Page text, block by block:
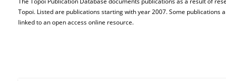
Topoi. Listed are publications starting with year 2007. Some publications
linked to an open access online resource.